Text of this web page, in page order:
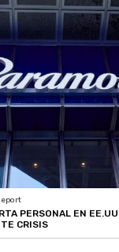
PERSONAL EN
CRISIS